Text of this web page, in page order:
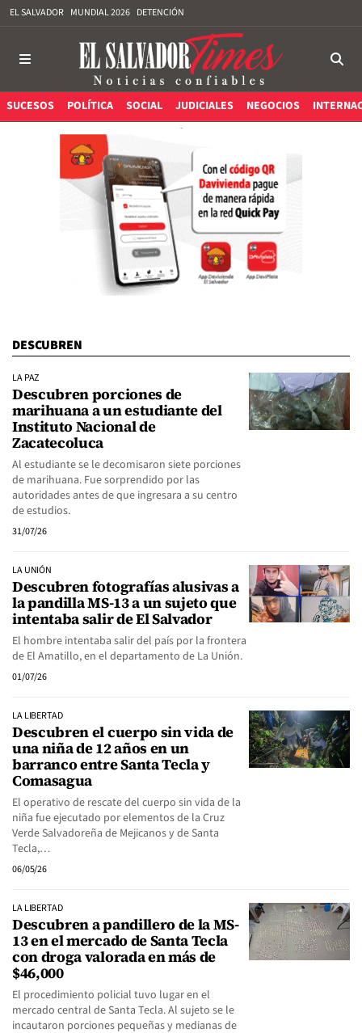
EL SALVADOR MUNDIAL 2026 DETENCIÓN
SUCESOS POLÍTICA SOCIAL JUDICIALES NEGOCIOS
DESCUBREN
LA PAZ
Descubren porciones de
marihuana a un estudiante del
Instituto Nacional de
Zacatecoluca
Al estudiante se le decomisaron siete porciones
de marihuana. Fue sorprendido por las
autoridades antes de que ingresara a su centro
de estudios.
31/07/26
LA UNIÓN
Descubren fotografías alusivas a
la pandilla MS-13 a un sujeto que
intentaba salir de El Salvador
El hombre intentaba salir del país por la frontera
de El Amatillo, en el departamento de La Unión.
01/07/26
LA LIBERTAD
Descubren el cuerpo sin vida de
una niña de 12 años en un
barranco entre Santa Tecla y
Comasagua
El operativo de rescate del cuerpo sin vida de la
niña fue ejecutado por elementos de la Cruz
Verde Salvadoreña de Mejicanos y de Santa
Tecla,…
06/05/26
LA LIBERTAD
Descubren a pandillero de la MS-
13 en el mercado de Santa Tecla
con droga valorada en más de
$46,000
El procedimiento policial tuvo lugar en el
mercado central de Santa Tecla. Al sujeto se le
incautaron porciones pequeñas y medianas de